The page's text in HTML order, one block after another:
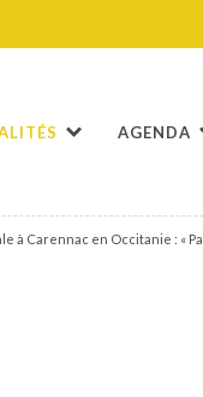
AGENDA
à Carennac en Occitanie : «